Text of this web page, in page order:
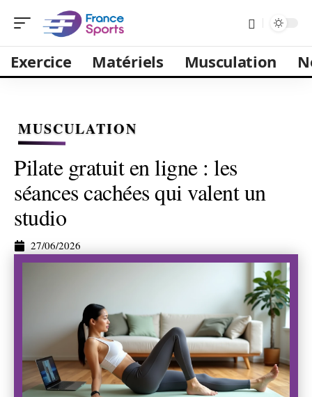
Exercice Matériels Musculation
MUSCULATION
Pilate gratuit en ligne : les
séances cachées qui valent un
studio
27/06/2026